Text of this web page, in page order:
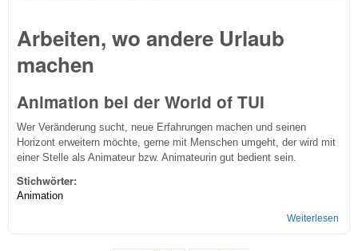
Arbeiten, wo andere Urlaub
machen
Animation bei der World of TUI
Wer Veränderung sucht, neue Erfahrungen machen und seinen
Horizont erweitern möchte, gerne mit Menschen umgeht, der wird mit
einer Stelle als Animateur bzw. Animateurin gut bedient sein.
Stichwörter:
Animation
Weiterlesen